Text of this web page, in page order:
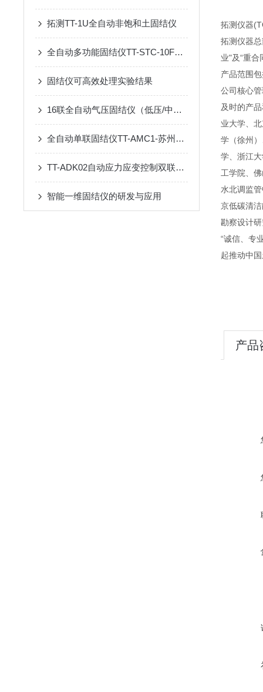
拓测TT-1U全自动非饱和土固结仪
全自动多功能固结仪TT-STC-10F产品介绍
固结仪可高效处理实验结果
16联全自动气压固结仪（低压/中压/高压）TT-APC16
全自动单联固结仪TT-AMC1-苏州拓测仪器设备有限公司
TT-ADK02自动应力应变控制双联K0固结仪
智能一维固结仪的研发与应用
拓测仪器
拓测仪器
业"及“重
产品范围
公司核心
及时的产
业大学、
学（徐州
学、浙江
工学院、
水北调监
京低碳清
勘察设计
“诚信、专
起推动中
产品